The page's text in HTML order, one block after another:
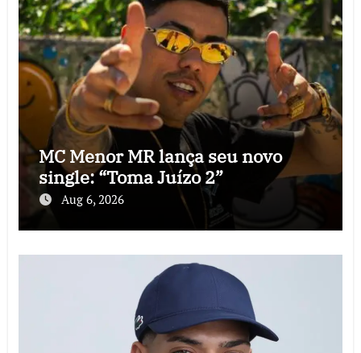
MC Menor MR lança seu novo
single: “Toma Juízo 2”
Aug 6, 2026